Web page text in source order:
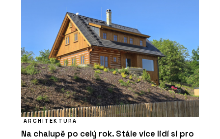
ARCHITEKTURA
Na chalupě po celý rok. Stále více lidí si pro